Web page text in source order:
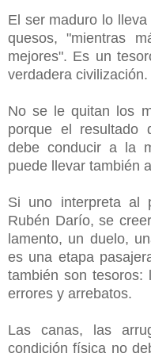
El ser maduro lo
quesos, "mientras
mejores". Es un
verdadera civilización.
No se le quitan los
porque el resultado
debe conducir a la
puede llevar también
Si uno interpreta al
Rubén Darío, se
lamento, un duelo,
es una etapa
también son
errores y arrebatos.
Las canas, las
condición física no